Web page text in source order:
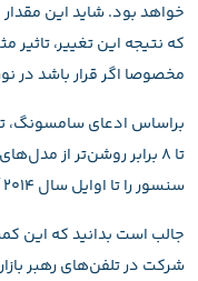
خواهد بود. شاید این
که نتیجه این تغییر، تاثیر
مخصوصا اگر قرار باشد در
براساس ادعای سامسونگ،
تا 8 برابر روشن‌تر از
سنسور را تا اوایل سال 2014 آغاز نخواهد کرد.
جالب است بدانید که این
شرکت در تلفن‌های رهبر